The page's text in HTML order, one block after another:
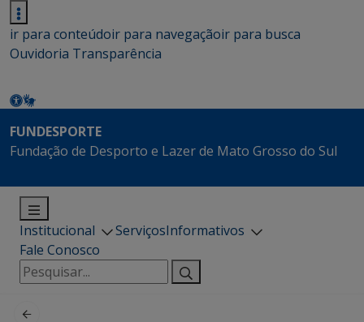
ir para conteúdoir para navegaçãoir para busca
Ouvidoria Transparência
FUNDESPORTE
Fundação de Desporto e Lazer de Mato Grosso do Sul
Institucional ServiçosInformativos
Fale Conosco
Pesquisar
por: